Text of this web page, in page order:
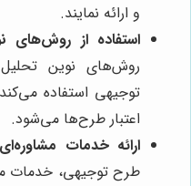
و ارائه نمایند.
استفاده از روش‌های
روش‌های نوین
توجیهی استفاده
اعتبار طرح‌ها می‌شود.
ارائه خدمات
طرح توجیهی، خدمات